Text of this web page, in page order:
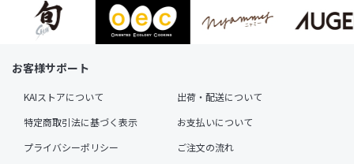
お客様サポート
KAIストアについて
出荷・配送について
特定商取引法に基づく表示
お支払いについて
プライバシーポリシー
ご注文の流れ